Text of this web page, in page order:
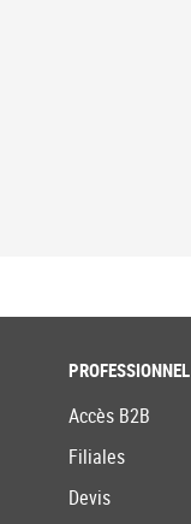
PROFESSIONNEL
Accès B2B
Filiales
Devis